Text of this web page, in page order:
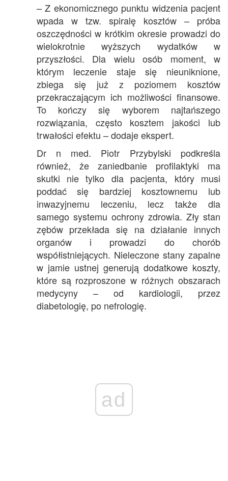
– Z ekonomicznego punktu widzenia pacjent
wpada w tzw. spiralę kosztów – próba
oszczędności w krótkim okresie prowadzi do
wielokrotnie wyższych wydatków w
przyszłości. Dla wielu osób moment, w
którym leczenie staje się nieuniknione,
zbiega się już z poziomem kosztów
przekraczającym ich możliwości finansowe.
To kończy się wyborem najtańszego
rozwiązania, często kosztem jakości lub
trwałości efektu – dodaje ekspert.
Dr n med. Piotr Przybylski podkreśla
również, że zaniedbanie profilaktyki ma
skutki nie tylko dla pacjenta, który musi
poddać się bardziej kosztownemu lub
inwazyjnemu leczeniu, lecz także dla
samego systemu ochrony zdrowia. Zły stan
zębów przekłada się na działanie innych
organów i prowadzi do chorób
współistniejących. Nieleczone stany zapalne
w jamie ustnej generują dodatkowe koszty,
które są rozproszone w różnych obszarach
medycyny – od kardiologii, przez
diabetologię, po nefrologię.
ad